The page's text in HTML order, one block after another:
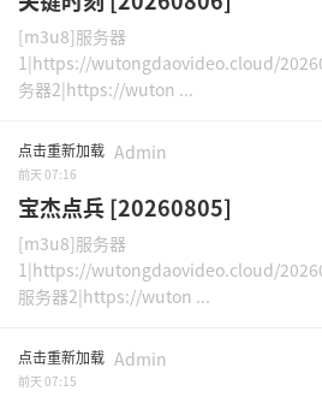
[m3u8]服务器
1|https://wutongdaovideo.cloud/
务器2|https://wuton ...
点击重新加载 Admin
前天 07:16
宝杰点兵 [20260805]
[m3u8]服务器
1|https://wutongdaovideo.cloud/
服务器2|https://wuton ...
点击重新加载 Admin
前天 07:15